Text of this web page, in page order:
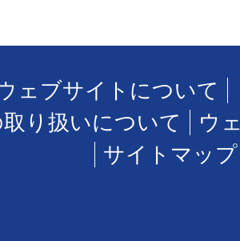
ェブサイトについて
り扱いについて
ウ
サイトマップ